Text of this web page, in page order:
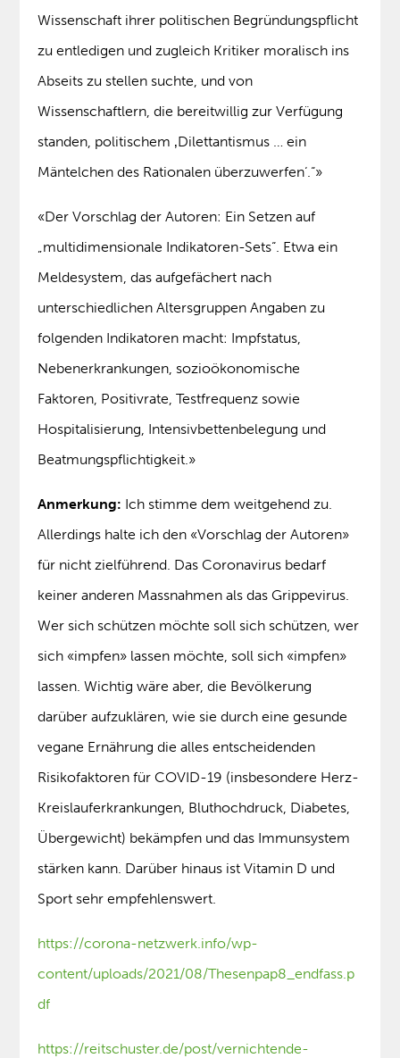
Wissenschaft ihrer politischen Begründungspflicht
zu entledigen und zugleich Kritiker moralisch ins
Abseits zu stellen suchte, und von
Wissenschaftlern, die bereitwillig zur Verfügung
standen, politischem ‚Dilettantismus … ein
Mäntelchen des Rationalen überzuwerfen‘.“»
«Der Vorschlag der Autoren: Ein Setzen auf
„multidimensionale Indikatoren-Sets“. Etwa ein
Meldesystem, das aufgefächert nach
unterschiedlichen Altersgruppen Angaben zu
folgenden Indikatoren macht: Impfstatus,
Nebenerkrankungen, sozioökonomische
Faktoren, Positivrate, Testfrequenz sowie
Hospitalisierung, Intensivbettenbelegung und
Beatmungspflichtigkeit.»
Anmerkung: Ich stimme dem weitgehend zu.
Allerdings halte ich den «Vorschlag der Autoren»
für nicht zielführend. Das Coronavirus bedarf
keiner anderen Massnahmen als das Grippevirus.
Wer sich schützen möchte soll sich schützen, wer
sich «impfen» lassen möchte, soll sich «impfen»
lassen. Wichtig wäre aber, die Bevölkerung
darüber aufzuklären, wie sie durch eine gesunde
vegane Ernährung die alles entscheidenden
Risikofaktoren für COVID-19 (insbesondere Herz-
Kreislauferkrankungen, Bluthochdruck, Diabetes,
Übergewicht) bekämpfen und das Immunsystem
stärken kann. Darüber hinaus ist Vitamin D und
Sport sehr empfehlenswert.
https://corona-netzwerk.info/wp-
content/uploads/2021/08/Thesenpap8_endfass.p
df
https://reitschuster.de/post/vernichtende-